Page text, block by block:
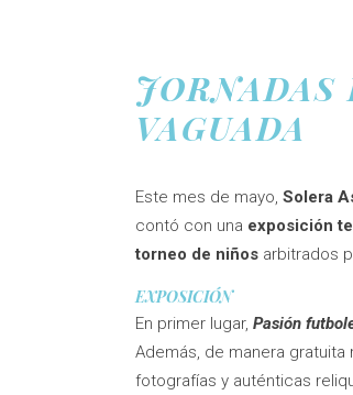
JORNADAS
VAGUADA
Este mes de mayo, Solera
contó con una exposición
torneo de niños arbitrados
EXPOSICIÓN
En primer lugar, Pasión
Además, de manera
fotografías y auténticas